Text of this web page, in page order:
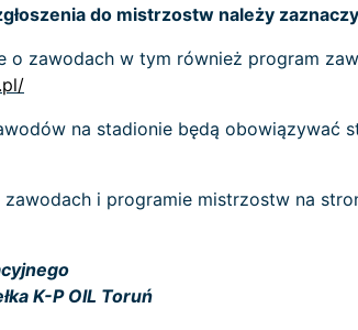
do mistrzostw należy
o zawodach w tym również program
na stadionie będą
i programie mistrzostw na
K-P OIL Toruń